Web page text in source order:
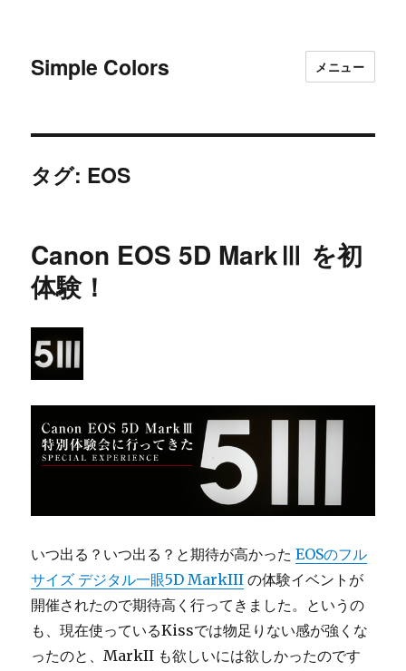
Simple Colors メニュー
タグ: EOS
Canon EOS 5D MarkⅢ を初
体験！
いつ出る？いつ出る？と期待が高かったEOSのフル
サイズ デジタル一眼5D MarkIII の体験イベントが
開催されたので期待高く行ってきました。というの
も、現在使っているKissでは物足りない感が強くな
ったのと、MarkII も欲しいには欲しかったのです